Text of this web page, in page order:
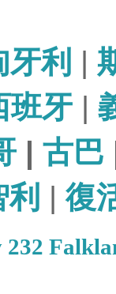
牙利 |
班牙 |
| 古巴
|復